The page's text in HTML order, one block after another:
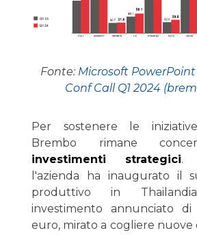
Fonte: Microsoft
Conf Call Q1 2024
Per sostenere le
Brembo rimane
investimenti strategici.
l'azienda ha inaugurato il
produttivo in
investimento annunciato
euro, mirato a cogliere